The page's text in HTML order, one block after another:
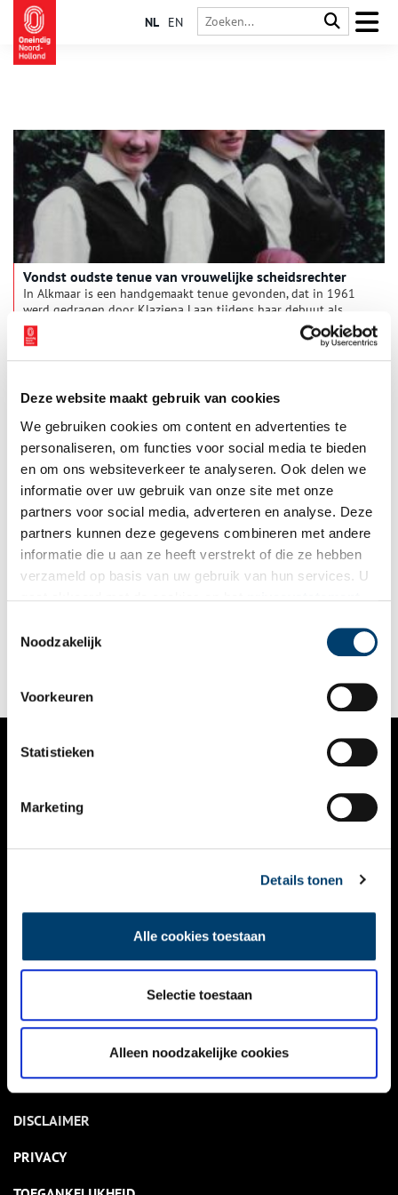
Deze website maakt gebruik van cookies
We gebruiken cookies om content en advertenties te
personaliseren, om functies voor social media te bieden
en om ons websiteverkeer te analyseren. Ook delen we
informatie over uw gebruik van onze site met onze
partners voor social media, adverteren en analyse. Deze
partners kunnen deze gegevens combineren met andere
informatie die u aan ze heeft verstrekt of die ze hebben
verzameld op basis van uw gebruik van hun services. U
Noodzakelijk
Voorkeuren
Statistieken
Marketing
Details tonen
Alle cookies toestaan
Selectie toestaan
Alleen noodzakelijke cookies
NL EN
Vondst oudste tenue van vrouwelijke scheidsrechter
In Alkmaar is een handgemaakt tenue gevonden, dat in 1961
werd gedragen door Klaziena Laan tijdens haar debuut als
voetbalscheidsrechter. Hieruit is het officiële tenue ontstaan
van de eerste vrouwelijke scheidsrechters in het Nederlandse
voetbal. Laan zelf behoorde tot de allereerste ter wereld,
gedaan door sporthistoricus Jurryt van de Vooren voor zijn
boek De Vrouwen van ’61, dat in juni verschijnt. Dat gebeurt in
samenwerking met het Regionaal Archief Alkmaar en Walburg
Pers.
Archiefvondst werpt nieuw licht op de geschiedenis van
het vrouwenvoetbal
Bij het Regionaal Archief in Alkmaar is een bijzondere collectie
in het Nederlandse voetbal. Het gaat om tientallen foto’s,
notulen en zelfs een eigen tijdschrift van die scheidsrechters.
onderzoekt dit materiaal, in samenwerking met het Regionaal
2 min
NIEUWS
KALENDER
ACTIVITEITEN
NIEUWSBRIEF
DISCLAIMER
PRIVACY